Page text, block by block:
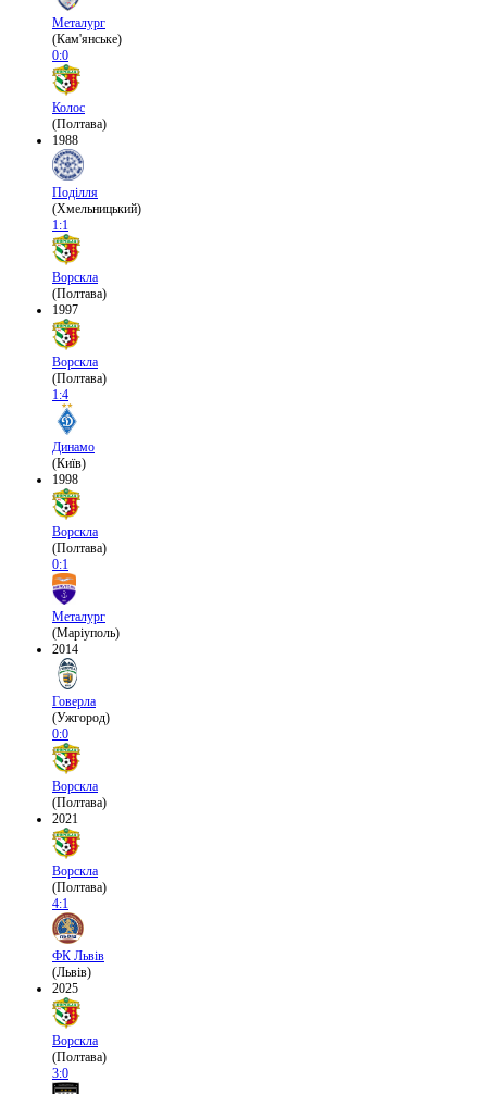
Металург
(Кам'янське)
0:0
Колос
(Полтава)
1988
Поділля
(Хмельницький)
1:1
Ворскла
(Полтава)
1997
Ворскла
(Полтава)
1:4
Динамо
(Київ)
1998
Ворскла
(Полтава)
0:1
Металург
(Маріуполь)
2014
Говерла
(Ужгород)
0:0
Ворскла
(Полтава)
2021
Ворскла
(Полтава)
4:1
ФК Львів
(Львів)
2025
Ворскла
(Полтава)
3:0